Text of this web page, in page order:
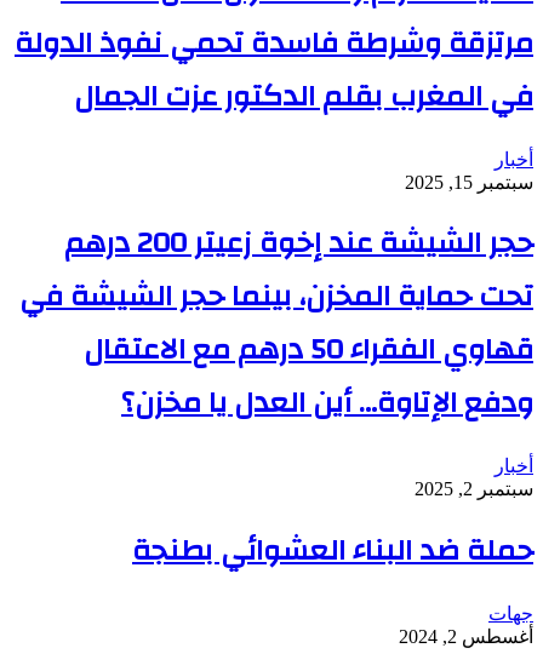
مرتزقة وشرطة فاسدة تحمي نفوذ الدولة
في المغرب بقلم الدكتور عزت الجمال
أخبار
سبتمبر 15, 2025
حجر الشيشة عند إخوة زعيتر 200 درهم
تحت حماية المخزن، بينما حجر الشيشة في
قهاوي الفقراء 50 درهم مع الاعتقال
ودفع الإتاوة… أين العدل يا مخزن؟
أخبار
سبتمبر 2, 2025
حملة ضد البناء العشوائي بطنجة
جهات
أغسطس 2, 2024